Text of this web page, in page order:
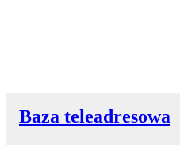
Baza teleadresowa